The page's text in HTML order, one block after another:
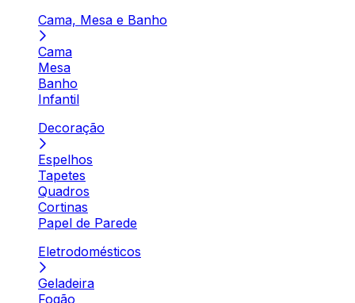
Cama, Mesa e Banho
Cama
Mesa
Banho
Infantil
Decoração
Espelhos
Tapetes
Quadros
Cortinas
Papel de Parede
Eletrodomésticos
Geladeira
Fogão